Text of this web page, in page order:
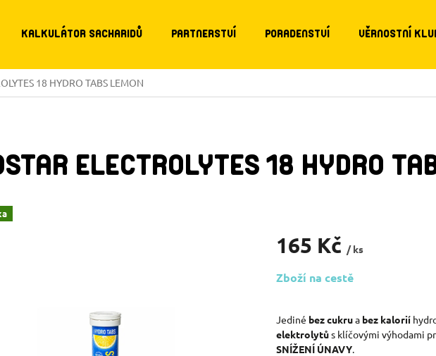
KALKULÁTOR SACHARIDŮ PARTNERSTVÍ PORADENSTVÍ VĚRNOSTNÍ
18 HYDRO TABS LEMON
ELECTROLYTES 18 HYDRO
165 Kč / ks
cena:
Zboží na cestě
Jediné bez cukrua bez kalorií
elektrolytůs klíčovými výhodami
SNÍŽENÍ ÚNAVY.